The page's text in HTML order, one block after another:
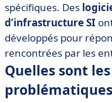
spécifiques. Des
d’infrastructure SI
développés pour
rencontrées par les
Quelles sont